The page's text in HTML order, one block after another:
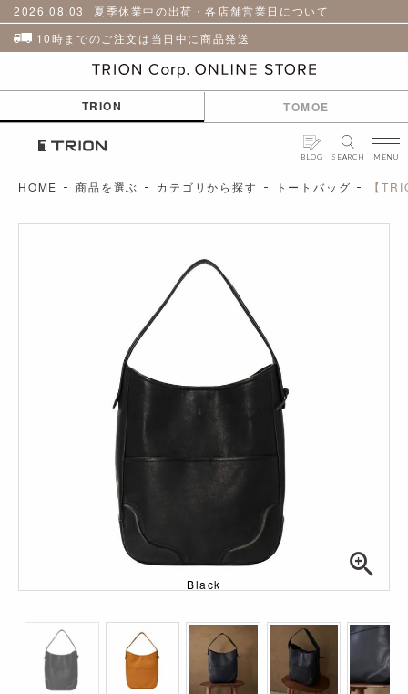
2026.08.03
夏季休業中の出荷・各店舗営業日について
10時までのご注文は当日中に商品発送
TRION TOMOE
BLOG SEARCH MENU
革
小
物
ア
品
HOME 商品を選ぶ カテゴリから探す トートバッグ 【
Black